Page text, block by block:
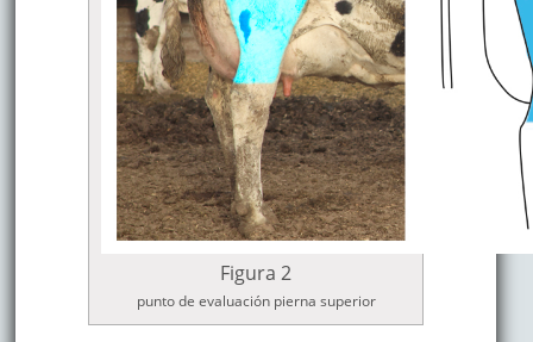
Figura 2
punto de evaluación pierna superior